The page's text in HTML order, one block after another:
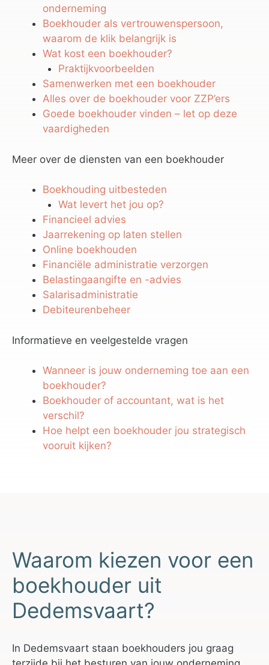
onderneming
Boekhouder als vertrouwenspersoon,
waarom de klik belangrijk is
Wat kost een boekhouder?
Praktijkvoorbeelden
Samenwerken met een boekhouder
Alles over de boekhouder voor ZZP’ers
Goede boekhouder vinden – let op deze
vaardigheden
Meer over de diensten van een boekhouder
Boekhouding uitbesteden
Wat levert het jou op?
Financieel advies
Jaarrekening op laten stellen
Online boekhouden
Financiële administratie verzorgen
Belastingaangifte en -advies
Salarisadministratie
Debiteurenbeheer
Informatieve en veelgestelde vragen
Wanneer is jouw onderneming toe aan een
boekhouder?
Boekhouder of accountant, wat is het
verschil?
Hoe helpt een boekhouder jou strategisch
vooruit kijken?
Waarom kiezen voor een
boekhouder uit
Dedemsvaart?
In Dedemsvaart staan boekhouders jou graag